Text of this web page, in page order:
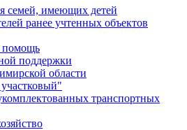
семей, имеющих детей
ранее учтенных объектов
помощь
поддержки
области
транспортных